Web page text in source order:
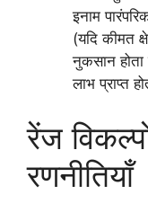
इनाम
(यदि कीमत
नुकसान
लाभ प्राप्त
रेंज
रणनीतियाँ